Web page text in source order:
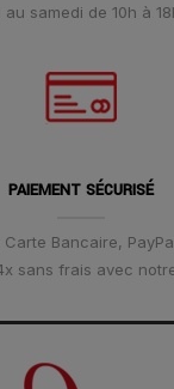
au samedi de 10h à
PAIEMENT SÉCURISÉ
Bancaire,
sans frais avec